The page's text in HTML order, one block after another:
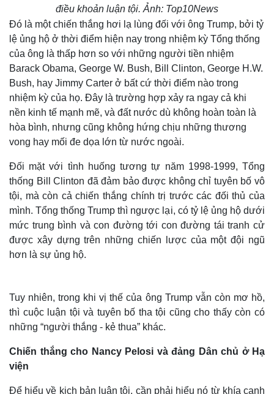
điều khoản luận tội. Ảnh: Top10News
Đó là một chiến thắng hơi lạ lùng đối với ông Trump, bởi tỷ
lệ ủng hộ ở thời điểm hiện nay trong nhiệm kỳ Tổng thống
của ông là thấp hơn so với những người tiền nhiệm
Barack Obama, George W. Bush, Bill Clinton, George H.W.
Bush, hay Jimmy Carter ở bất cứ thời điểm nào trong
nhiệm kỳ của họ. Đây là trường hợp xảy ra ngay cả khi
nền kinh tế mạnh mẽ, và đất nước dù không hoàn toàn là
hòa bình, nhưng cũng không hứng chịu những thương
vong hay mối đe dọa lớn từ nước ngoài.
Đối mặt với tình huống tương tự năm 1998-1999, Tổng
thống Bill Clinton đã đảm bảo được không chỉ tuyên bố vô
tội, mà còn cả chiến thắng chính trị trước các đối thủ của
mình. Tổng thống Trump thì ngược lại, có tỷ lệ ủng hộ dưới
mức trung bình và con đường tới con đường tái tranh cử
được xây dựng trên những chiến lược của một đội ngũ
hơn là sự ủng hộ.
Tuy nhiên, trong khi vị thế của ông Trump vẫn còn mơ hồ,
thì cuộc luận tội và tuyên bố tha tội cũng cho thấy còn có
những “người thắng - kẻ thua” khác.
Chiến thắng cho Nancy Pelosi và đảng Dân chủ ở Hạ
viện
Để hiểu về kịch bản luận tội, cần phải hiểu nó từ khía cạnh